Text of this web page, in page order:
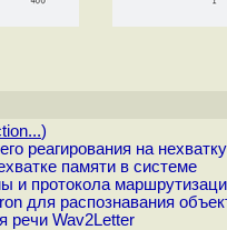
)
реагирования на
памяти в системе
и протокола
для распознавания
речи Wav2Letter